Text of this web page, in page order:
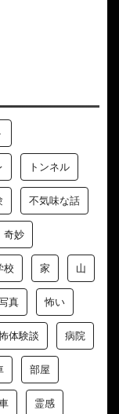
トンネル
不気味な話
奇妙
校 家 山
真 怖い
体験談 病院
部屋
霊感